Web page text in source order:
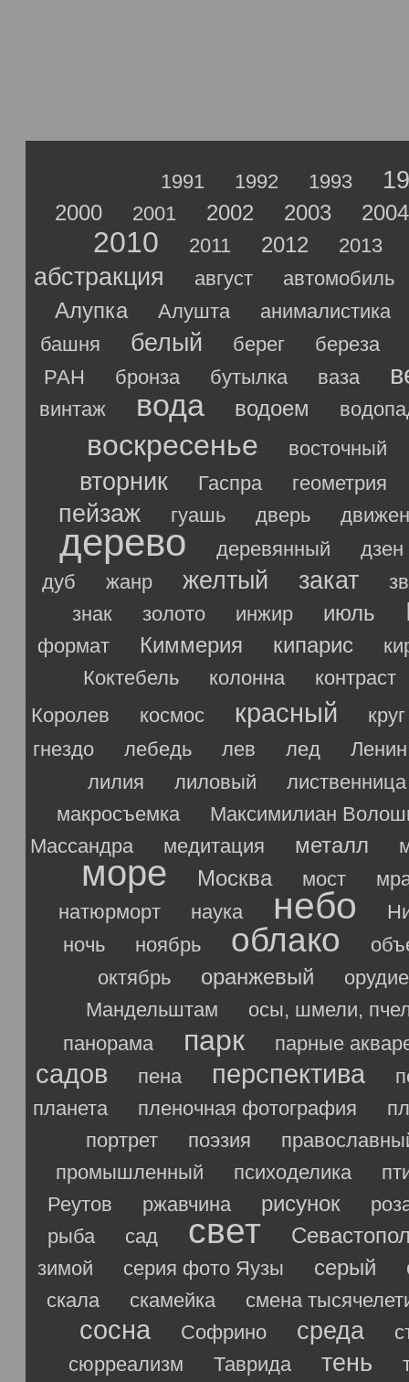
1991 1992 1993
2000 2001 2002 2003 2004
2010 2011 2012 2013
абстракция август автомобиль
Алупка Алушта
анималистика
башня
белый берег
береза
РАН
бронза бутылка ваза
винтаж вода водоем
воскресенье восточный
вторник Гаспра геометрия
пейзаж гуашь дверь
дерево деревянный
дзен
дуб
жанр желтый закат
знак
золото инжир июль
формат Киммерия кипарис
Коктебель
колонна
контраст
Королев
космос красный
круг
гнездо
лебедь лев лед
Ленин
лилия
лиловый
лиственница
макросъемка
Максимилиан
Массандра
медитация металл
море Москва мост
натюрморт
наука небо
ночь
ноябрь облако
октябрь
оранжевый
орудие
Мандельштам
осы, шмели,
панорама
парк парные
садов пена перспектива
планета
пленочная фотография
портрет
поэзия
промышленный
психоделика
Реутов
ржавчина рисунок
рыба
сад свет
зимой серия фото Яузы серый
скала скамейка смена
сосна Софрино среда
сюрреализм
Таврида тень